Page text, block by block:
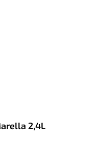
2,4L